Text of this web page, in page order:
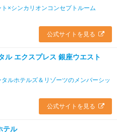
ト×シンカリオンコンセプトルーム
公式サイトを見る
ル エクスプレス 銀座ウエスト
タルホテルズ＆リゾーツのメンバーシッ
公式サイトを見る
テル